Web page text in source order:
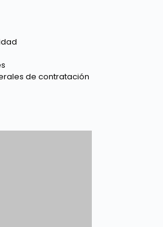
de contratación